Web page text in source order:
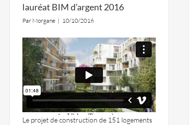
lauréat BIM d’argent 2016
Par Morgane | 10/10/2016
Le projet de construction de 151 logements